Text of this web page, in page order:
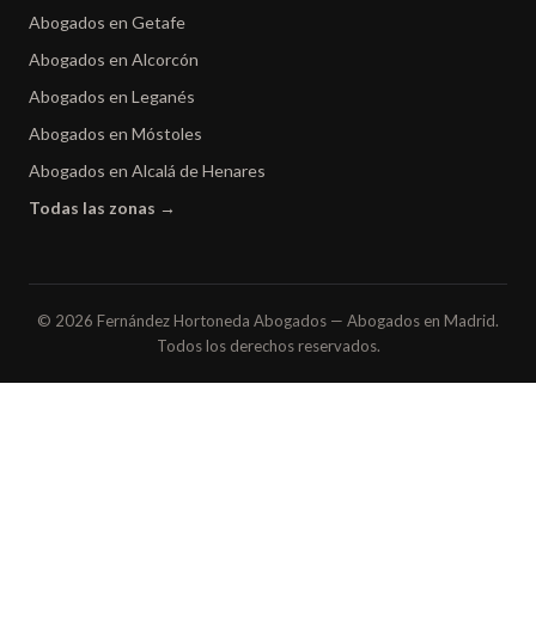
Abogados en Getafe
Abogados en Alcorcón
Abogados en Leganés
Abogados en Móstoles
Abogados en Alcalá de Henares
Todas las zonas →
© 2026 Fernández Hortoneda Abogados — Abogados en Madrid.
Todos los derechos reservados.